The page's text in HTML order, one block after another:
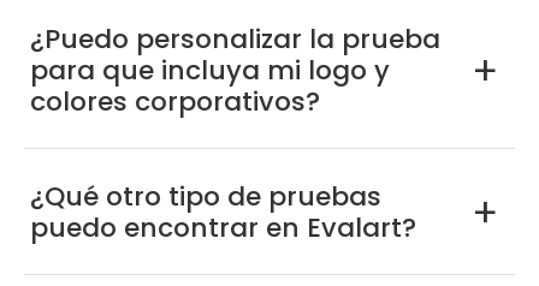
a
¿Puedo personalizar la prueba
para que incluya mi logo y
colores corporativos?
a
¿Qué otro tipo de pruebas
puedo encontrar en Evalart?